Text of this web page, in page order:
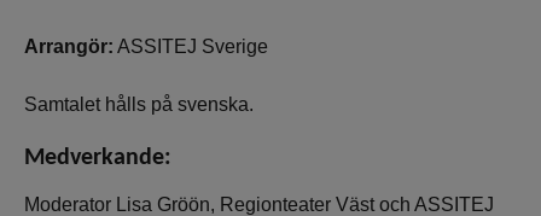
Arrangör: ASSITEJ Sverige
Samtalet hålls på svenska.
Medverkande:
Moderator Lisa Gröön, Regionteater Väst och ASSITEJ